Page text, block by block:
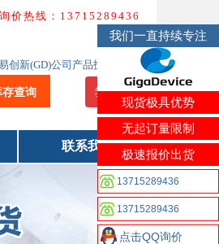
价热线：13715289436
创新(GD)公司产品技术资料下载
存查询 我要询价
联系我们
我们一直持续专注
现货极具优势
无起订量限制
极速报价出货
13715289436
13715289436
点击QQ询价